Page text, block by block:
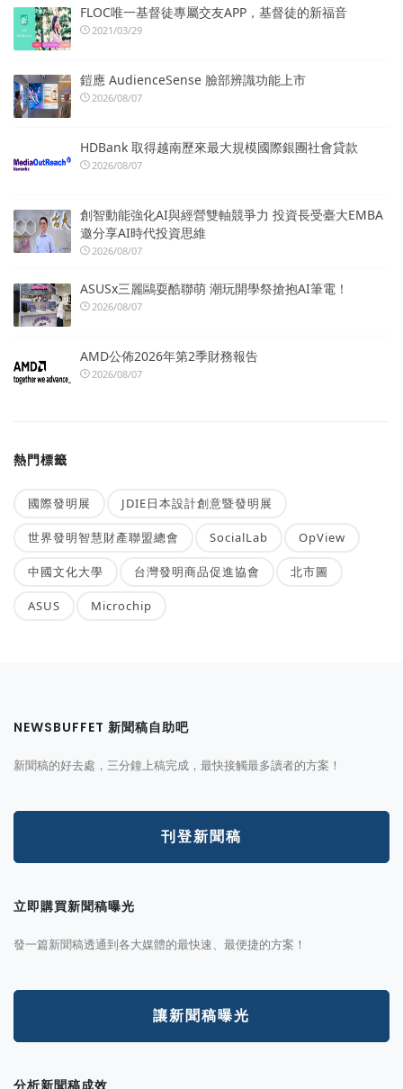
FLOC唯一基督徒專屬交友APP，基督徒的新福音
2021/03/29
鎧應 AudienceSense 臉部辨識功能上市
2026/08/07
HDBank 取得越南歷來最大規模國際銀團社會貸款
2026/08/07
創智動能強化AI與經營雙軸競爭力 投資長受臺大EMBA
邀分享AI時代投資思維
2026/08/07
ASUSx三麗鷗耍酷聯萌 潮玩開學祭搶抱AI筆電！
2026/08/07
AMD公佈2026年第2季財務報告
2026/08/07
熱門標籤
國際發明展 JDIE日本設計創意暨發明展
世界發明智慧財產聯盟總會 SocialLab OpView
中國文化大學 台灣發明商品促進協會 北市圖
ASUS Microchip
NEWSBUFFET 新聞稿自助吧
新聞稿的好去處，三分鐘上稿完成，最快接觸最多讀者的方案！
刊登新聞稿
立即購買新聞稿曝光
發一篇新聞稿透通到各大媒體的最快速、最便捷的方案！
讓新聞稿曝光
分析新聞稿成效